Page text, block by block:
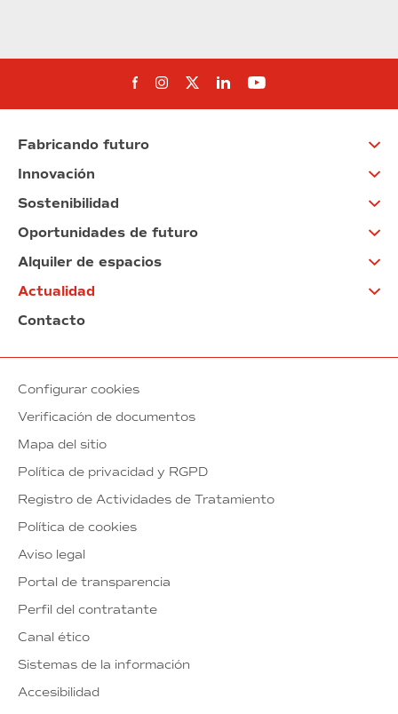
Síguenos en Facebook
Síguenos en Instagram
Síguenos en Twitter
Síguenos en Linkedin
Síguenos en
Fabricando futuro
Innovación
Sostenibilidad
Oportunidades de futuro
Alquiler de espacios
Actualidad
Contacto
Configurar cookies
Verificación de documentos
Mapa del sitio
Política de privacidad y RGPD
Registro de Actividades de Tratamiento
Política de cookies
Aviso legal
Portal de transparencia
Perfil del contratante
Canal ético
Sistemas de la información
Accesibilidad